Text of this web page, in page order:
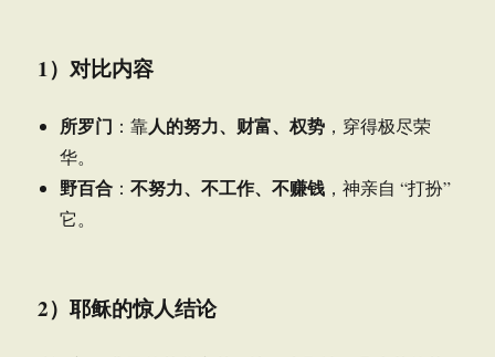
1）对比内容
所罗门 ：靠人的努力、财富、权势 ，穿得极尽荣
华。
野百合 ：不努力、不工作、不赚钱 ，神亲自 “打扮”
它。
2）耶稣的惊人结论